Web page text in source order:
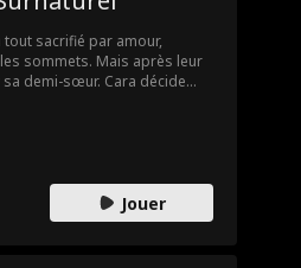
tout sacrifié par amour,
sommets. Mais après leur
demi-sœur. Cara décide
Jouer